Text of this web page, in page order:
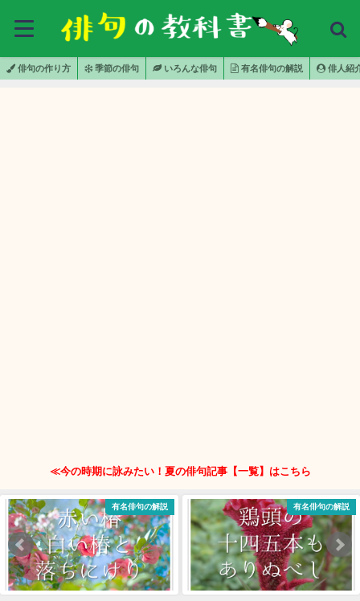
俳句の作り方 季節の俳句 いろんな俳句 有名俳句の解説 俳人紹
≪今の時期に詠みたい！夏の俳句記事【一覧】はこちら
有名俳句の解説 有名俳句の解説